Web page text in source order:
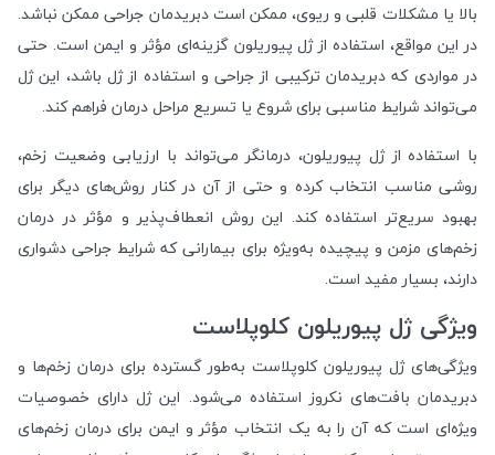
بالا یا مشکلات قلبی و ریوی، ممکن است دبریدمان جراحی ممکن نباشد.
در این مواقع، استفاده از ژل پیوریلون گزینه‌ای مؤثر و ایمن است. حتی
در مواردی که دبریدمان ترکیبی از جراحی و استفاده از ژل باشد، این ژل
می‌تواند شرایط مناسبی برای شروع یا تسریع مراحل درمان فراهم کند.
با استفاده از ژل پیوریلون، درمانگر می‌تواند با ارزیابی وضعیت زخم،
روشی مناسب انتخاب کرده و حتی از آن در کنار روش‌های دیگر برای
بهبود سریع‌تر استفاده کند. این روش انعطاف‌پذیر و مؤثر در درمان
زخم‌های مزمن و پیچیده به‌ویژه برای بیمارانی که شرایط جراحی دشواری
دارند، بسیار مفید است.
ویژگی ژل پیوریلون کلوپلاست
ویژگی‌های ژل پیوریلون کلوپلاست به‌طور گسترده برای درمان زخم‌ها و
دبریدمان بافت‌های نکروز استفاده می‌شود. این ژل دارای خصوصیات
ویژه‌ای است که آن را به یک انتخاب مؤثر و ایمن برای درمان زخم‌های